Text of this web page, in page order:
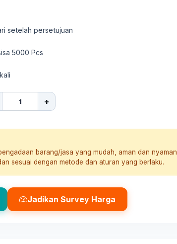
setelah persetujuan
5000 Pcs
kali
+
barang/jasa yang mudah, aman dan nyaman
sesuai dengan metode dan aturan yang berlaku.
Jadikan Survey Harga